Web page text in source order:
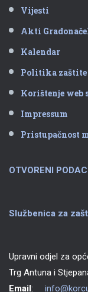
Vijesti
Akti
Kalendar
Politika zaštite
Korištenje web
Impressum
Pristupačnost
OTVORENI PODACI
Službenica za
Upravni odjel za
Trg Antuna i
Email :